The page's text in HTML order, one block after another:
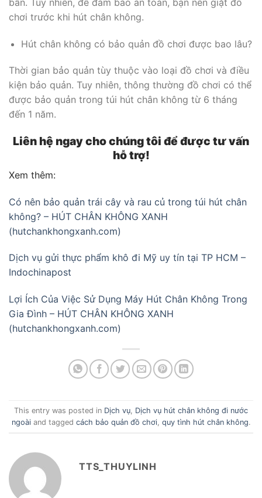
chơi trước khi hút chân không.
Hút chân không có bảo quản đồ chơi được bao lâu?
Thời gian bảo quản tùy thuộc vào loại đồ chơi và điều
kiện bảo quản. Tuy nhiên, thông thường đồ chơi có thể
được bảo quản trong túi hút chân không từ 6 tháng
đến 1 năm.
Liên hệ ngay cho chúng tôi để được tư vấn
hỗ trợ!
Xem thêm:
Có nên bảo quản trái cây và rau củ trong túi hút chân
không? – HÚT CHÂN KHÔNG XANH
(hutchankhongxanh.com)
Dịch vụ gửi thực phẩm khô đi Mỹ uy tín tại TP HCM –
Indochinapost
Lợi Ích Của Việc Sử Dụng Máy Hút Chân Không Trong
Gia Đình – HÚT CHÂN KHÔNG XANH
(hutchankhongxanh.com)
This entry was posted in Dịch vụ Dịch vụ hút chân không đi nước
ngoàiand tagged cách bảo quản đồ chơi, quy tình hút chân không.
TTS_THUYLINH